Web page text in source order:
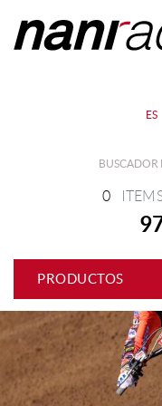
ES
BUSCADOR
0
PRODUCTOS